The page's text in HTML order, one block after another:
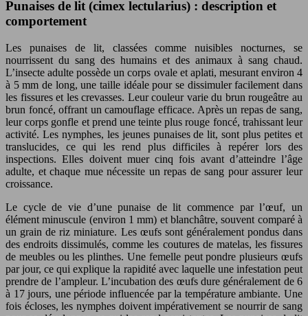
Punaises de lit (cimex lectularius) : description et
comportement
Les punaises de lit, classées comme nuisibles nocturnes, se
nourrissent du sang des humains et des animaux à sang chaud.
L’insecte adulte possède un corps ovale et aplati, mesurant environ 4
à 5 mm de long, une taille idéale pour se dissimuler facilement dans
les fissures et les crevasses. Leur couleur varie du brun rougeâtre au
brun foncé, offrant un camouflage efficace. Après un repas de sang,
leur corps gonfle et prend une teinte plus rouge foncé, trahissant leur
activité. Les nymphes, les jeunes punaises de lit, sont plus petites et
translucides, ce qui les rend plus difficiles à repérer lors des
inspections. Elles doivent muer cinq fois avant d’atteindre l’âge
adulte, et chaque mue nécessite un repas de sang pour assurer leur
croissance.
Le cycle de vie d’une punaise de lit commence par l’œuf, un
élément minuscule (environ 1 mm) et blanchâtre, souvent comparé à
un grain de riz miniature. Les œufs sont généralement pondus dans
des endroits dissimulés, comme les coutures de matelas, les fissures
de meubles ou les plinthes. Une femelle peut pondre plusieurs œufs
par jour, ce qui explique la rapidité avec laquelle une infestation peut
prendre de l’ampleur. L’incubation des œufs dure généralement de 6
à 17 jours, une période influencée par la température ambiante. Une
fois écloses, les nymphes doivent impérativement se nourrir de sang